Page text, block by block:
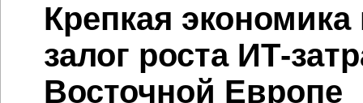
Крепкая
залог роста ИТ-
Восточной Европе